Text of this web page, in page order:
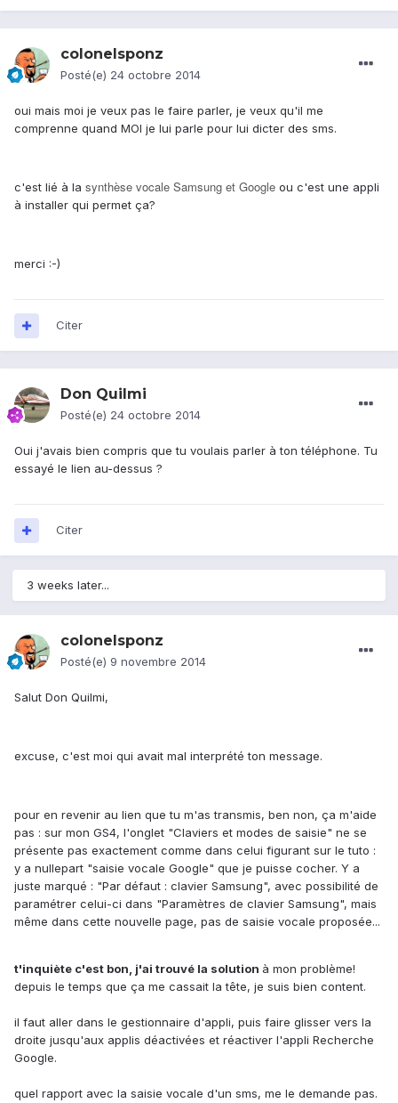
colonelsponz
Posté(e) 24 octobre 2014
oui mais moi je veux pas le faire parler, je veux qu'il me
comprenne quand MOI je lui parle pour lui dicter des sms.
c'est lié à la synthèse vocale Samsung et Google ou c'est une appli
à installer qui permet ça?
merci :-)
Citer
Don Quilmi
Posté(e) 24 octobre 2014
Oui j'avais bien compris que tu voulais parler à ton téléphone. Tu
essayé le lien au-dessus ?
Citer
3 weeks later...
colonelsponz
Posté(e) 9 novembre 2014
Salut Don Quilmi,
excuse, c'est moi qui avait mal interprété ton message.
pour en revenir au lien que tu m'as transmis, ben non, ça m'aide
pas : sur mon GS4, l'onglet "Claviers et modes de saisie" ne se
présente pas exactement comme dans celui figurant sur le tuto :
y a nullepart "saisie vocale Google" que je puisse cocher. Y a
juste marqué : "Par défaut : clavier Samsung", avec possibilité de
paramétrer celui-ci dans "Paramètres de clavier Samsung", mais
même dans cette nouvelle page, pas de saisie vocale proposée...
t'inquiète c'est bon, j'ai trouvé la solution à mon problème!
depuis le temps que ça me cassait la tête, je suis bien content.
il faut aller dans le gestionnaire d'appli, puis faire glisser vers la
droite jusqu'aux applis déactivées et réactiver l'appli Recherche
Google.
quel rapport avec la saisie vocale d'un sms, me le demande pas.